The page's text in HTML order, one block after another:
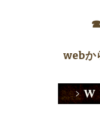
webか